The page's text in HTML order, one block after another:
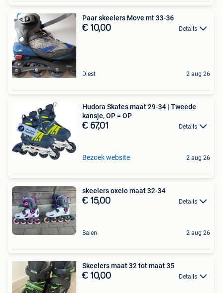
Paar skeelers Move mt 33-36
€ 10,00 Details
Diest 2 aug 26
Hudora Skates maat 29-34 | Tweede
kansje, OP = OP
€ 67,01 Details
Bezoek website 2 aug 26
skeelers oxelo maat 32-34
€ 15,00 Details
Balen 2 aug 26
Skeelers maat 32 tot maat 35
€ 10,00 Details